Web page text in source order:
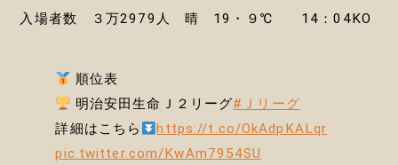
入場者数 ３万2979人 晴 19・９℃ 14：04KO
順位表
明治安田生命Ｊ２リーグ#Ｊリーグ
詳細はこちら
https://t.co/OkAdpKALqr
pic.twitter.com/KwAm7954SU